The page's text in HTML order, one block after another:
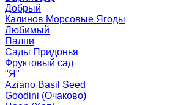
Добрый
Калинов Морсовые Ягоды
Любимый
Палпи
Сады Придонья
Фруктовый сад
"Я"
Aziano Basil Seed
Goodini (Очаково)